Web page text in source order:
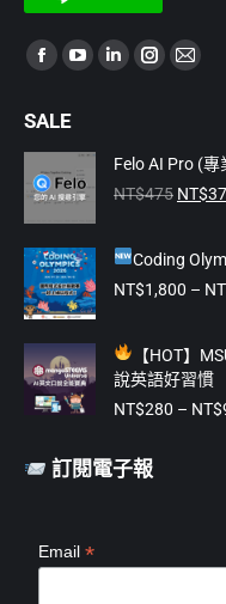
Find us on:
Facebook
opens
new
window
YouTube
in
new
window
Linkedin
in
new
Instagram
in
new
Mail
in
new
SALE
Felo AI Pro (專
NT$475 原
格：
NT$
Coding
NT$1,800 –
【HOT】
說英語好習慣
NT$280 – NT$
訂閱電子報
Email*